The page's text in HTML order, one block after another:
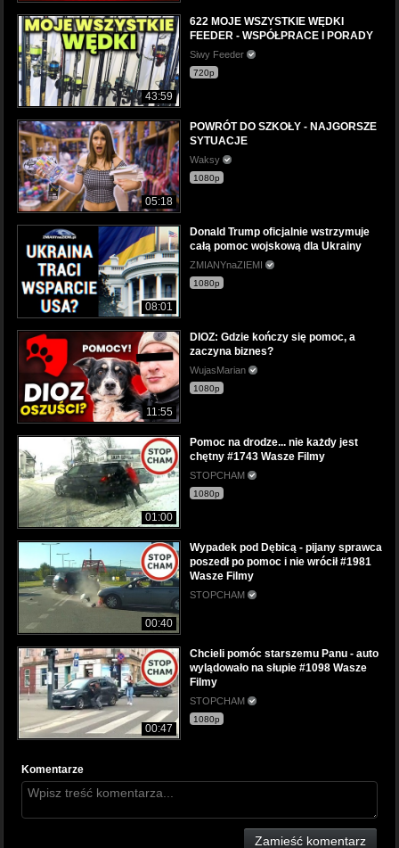
43:59
622 MOJE WSZYSTKIE WĘDKI
FEEDER - WSPÓŁPRACE I PORADY
Siwy Feeder
720p
05:18
POWRÓT DO SZKOŁY - NAJGORSZE
SYTUACJE
Waksy
1080p
08:01
Donald Trump oficjalnie wstrzymuje
całą pomoc wojskową dla Ukrainy
ZMIANYnaZIEMI
1080p
11:55
DIOZ: Gdzie kończy się pomoc, a
zaczyna biznes?
WujasMarian
1080p
01:00
Pomoc na drodze... nie każdy jest
chętny #1743 Wasze Filmy
STOPCHAM
1080p
00:40
Wypadek pod Dębicą - pijany sprawca
poszedł po pomoc i nie wrócił #1981
Wasze Filmy
STOPCHAM
00:47
Chcieli pomóc starszemu Panu - auto
wylądowało na słupie #1098 Wasze
Filmy
STOPCHAM
1080p
Komentarze
Zamieść komentarz